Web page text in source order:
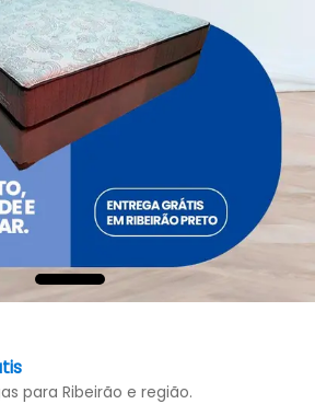
para Ribeirão e região.